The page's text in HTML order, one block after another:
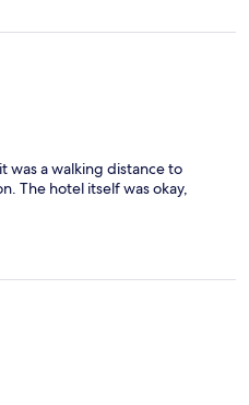
was a walking distance to
The hotel itself was okay,